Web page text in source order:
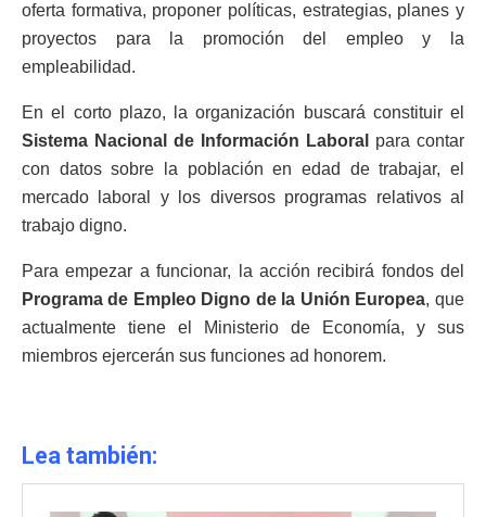
oferta formativa, proponer políticas, estrategias, planes y
proyectos para la promoción del empleo y la
empleabilidad.
En el corto plazo, la organización buscará constituir el
Sistema Nacional de Información Laboral
para contar
con datos sobre la población en edad de trabajar, el
mercado laboral y los diversos programas relativos al
trabajo digno.
Para empezar a funcionar, la acción recibirá fondos del
Programa de Empleo Digno de la Unión Europea, que
actualmente tiene el Ministerio de Economía, y sus
miembros ejercerán sus funciones ad honorem.
Lea también: